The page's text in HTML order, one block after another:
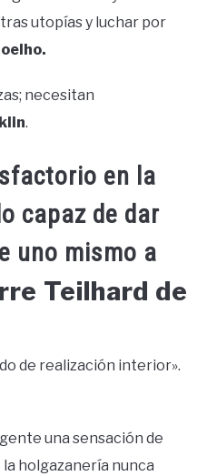
utopías y luchar por
necesitan
.
en la
capaz de dar
uno mismo a
Teilhard de
de realización interior».
una sensación de
holgazanería nunca